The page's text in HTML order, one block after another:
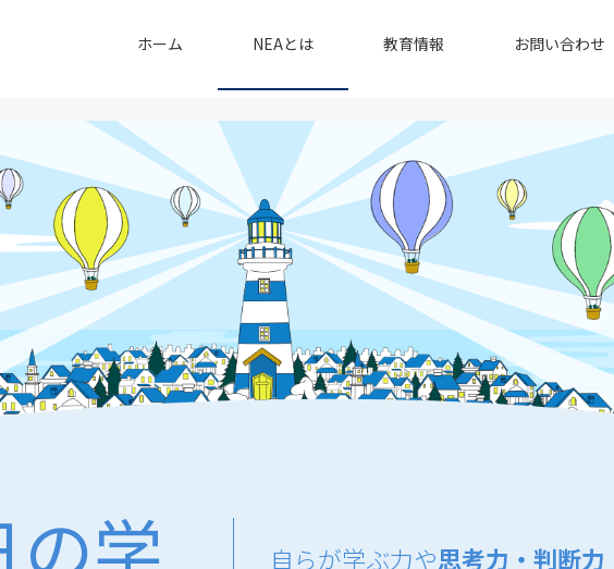
ホーム NEAとは 教育情報 お問い合わせ
の学
自らが学ぶ力や思考力・判断力